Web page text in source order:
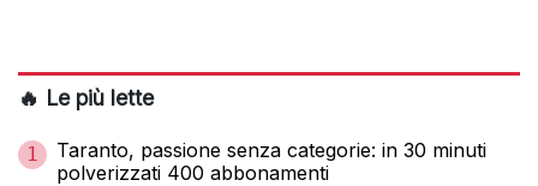
🔥 Le più lette
1
Taranto, passione senza categorie: in 30 minuti
polverizzati 400 abbonamenti